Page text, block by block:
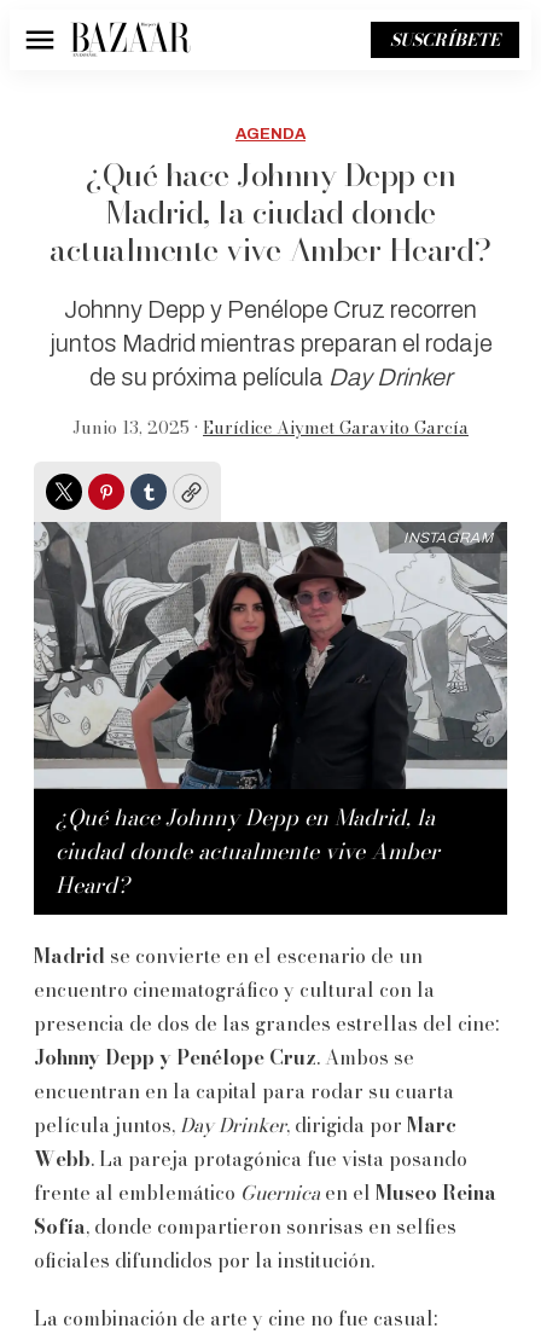
Menú SUSCRÍBETE
AGENDA
¿Qué hace Johnny Depp en
Madrid, la ciudad donde
actualmente vive Amber Heard?
Johnny Depp y Penélope Cruz recorren
juntos Madrid mientras preparan el rodaje
de su próxima película Day Drinker
Junio 13, 2025 • Eurídice Aiymet Garavito García
TwitterPinterest
TumblrCopy
¿Qué hace Johnny Depp en Madrid, la
ciudad donde actualmente vive Amber
Heard?
INSTAGRAM
Madrid se convierte en el escenario de un
encuentro cinematográfico y cultural con la
presencia de dos de las grandes estrellas del cine:
Johnny Depp y Penélope Cruz. Ambos se
encuentran en la capital para rodar su cuarta
película juntos, Day Drinker, dirigida por Marc
Webb. La pareja protagónica fue vista posando
frente al emblemático Guernica en el Museo Reina
Sofía, donde compartieron sonrisas en selfies
oficiales difundidos por la institución.
La combinación de arte y cine no fue casual: